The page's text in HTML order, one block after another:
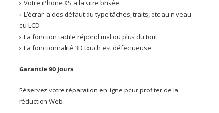
› Votre iPhone XS a la vitre brisée
› L’écran a des défaut du type tâches, traits, etc au niveau
du LCD
› La fonction tactile répond mal ou plus du tout
› La fonctionnalité 3D touch est défectueuse
Garantie 90 jours
Réservez votre réparation en ligne pour profiter de la
réduction Web